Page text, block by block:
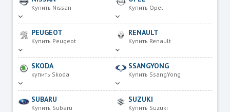
Купить Nissan Купить Opel
PEUGEOT
Купить Peugeot
RENAULT
Купить Renault
SKODA
купить Skoda
SSANGYONG
Купить SsangYong
SUBARU
Купить Subaru
SUZUKI
Купить Suzuki